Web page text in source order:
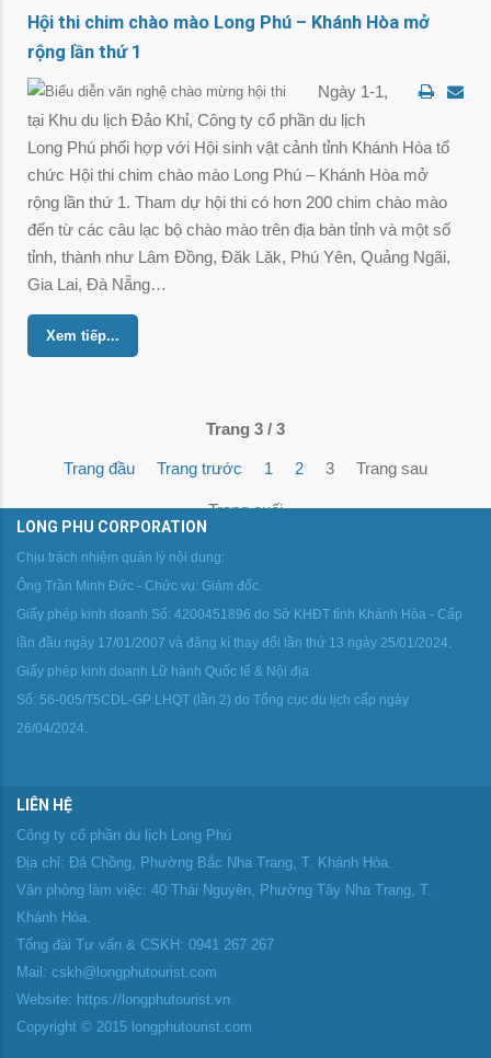
Hội thi chim chào mào Long Phú – Khánh Hòa mở
rộng lần thứ 1
Ngày 1-1,
tại Khu du lịch Đảo Khỉ, Công ty cổ phần du lịch
Long Phú phối hợp với Hội sinh vật cảnh tỉnh Khánh Hòa tổ
chức Hội thi chim chào mào Long Phú – Khánh Hòa mở
rộng lần thứ 1. Tham dự hội thi có hơn 200 chim chào mào
đến từ các câu lạc bộ chào mào trên địa bàn tỉnh và một số
tỉnh, thành như Lâm Đồng, Đăk Lăk, Phú Yên, Quảng Ngãi,
Gia Lai, Đà Nẵng…
Xem tiếp...
Trang 3 / 3
Trang đầu Trang trước 1 2 3 Trang sau
Trang cuối
LONG PHU CORPORATION
Chịu trách nhiệm quản lý nội dung:
Ông Trần Minh Đức - Chức vụ: Giám đốc.
Giấy phép kinh doanh Số: 4200451896 do Sở KHĐT tỉnh Khánh Hòa - Cấp
lần đầu ngày 17/01/2007 và đăng kí thay đổi lần thứ 13 ngày 25/01/2024.
Giấy phép kinh doanh Lữ hành Quốc tế & Nội địa
Số: 56-005/T5CDL-GP LHQT (lần 2) do Tổng cục du lịch cấp ngày
26/04/2024.
LIÊN HỆ
Công ty cổ phần du lịch Long Phú
Địa chỉ: Đá Chồng, Phường Bắc Nha Trang, T. Khánh Hòa.
Văn phòng làm việc: 40 Thái Nguyên, Phường Tây Nha Trang, T.
Khánh Hòa.
Tổng đài Tư vấn & CSKH: 0941 267 267
Mail: cskh@longphutourist.com
Website: https://longphutourist.vn
Copyright © 2015 longphutourist.com